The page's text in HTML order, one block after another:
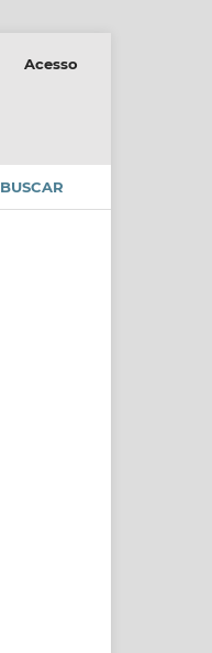
BUSCAR
Acesso